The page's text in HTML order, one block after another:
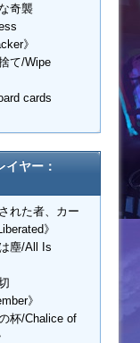
奇襲
》
て/Wipe
cards
ヤー：
れた者、カー
》
塵/All Is
》
杯/Chalice of